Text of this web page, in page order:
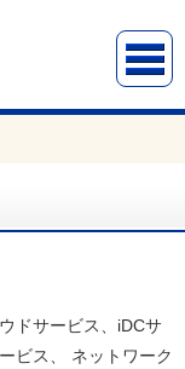
ドサービス、iDCサ
ビス、 ネットワーク